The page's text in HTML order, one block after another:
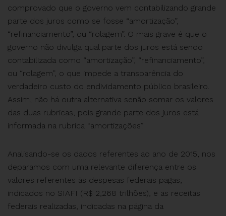
comprovado que o governo vem contabilizando grande
parte dos juros como se fosse “amortização”,
“refinanciamento”, ou “rolagem”. O mais grave é que o
governo não divulga qual parte dos juros está sendo
contabilizada como “amortização”, “refinanciamento”,
ou “rolagem”, o que impede a transparência do
verdadeiro custo do endividamento público brasileiro.
Assim, não há outra alternativa senão somar os valores
das duas rubricas, pois grande parte dos juros está
informada na rubrica “amortizações”.
Analisando-se os dados referentes ao ano de 2015, nos
deparamos com uma relevante diferença entre os
valores referentes às despesas federais pagas,
indicados no SIAFI (R$ 2,268 trilhões), e as receitas
federais realizadas, indicadas na página da